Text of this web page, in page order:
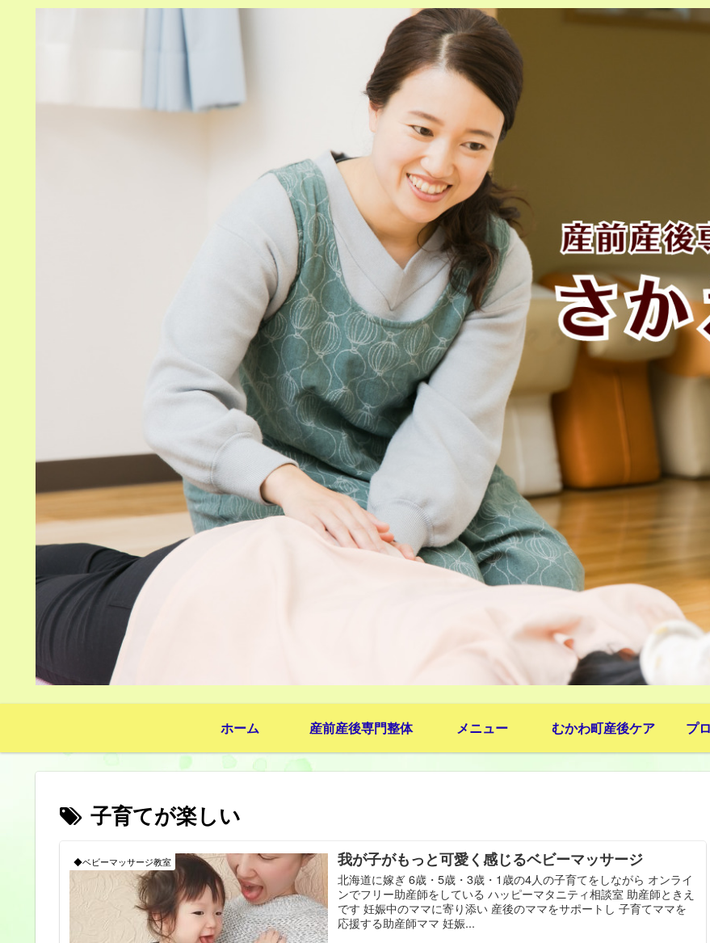
ホーム 産前産後専門整体 メニュー むかわ町産後ケア プ
子育てが楽しい
◆ベビーマッサージ教室 我が子がもっと可愛く感じるベビーマッサージ
北海道に嫁ぎ 6歳・5歳・3歳・1歳の4人の子育てをしながら オンライ
ンでフリー助産師をしている ハッピーマタニティ相談室 助産師ときえ
です 妊娠中のママに寄り添い 産後のママをサポートし 子育てママを
応援する助産師ママ 妊娠...